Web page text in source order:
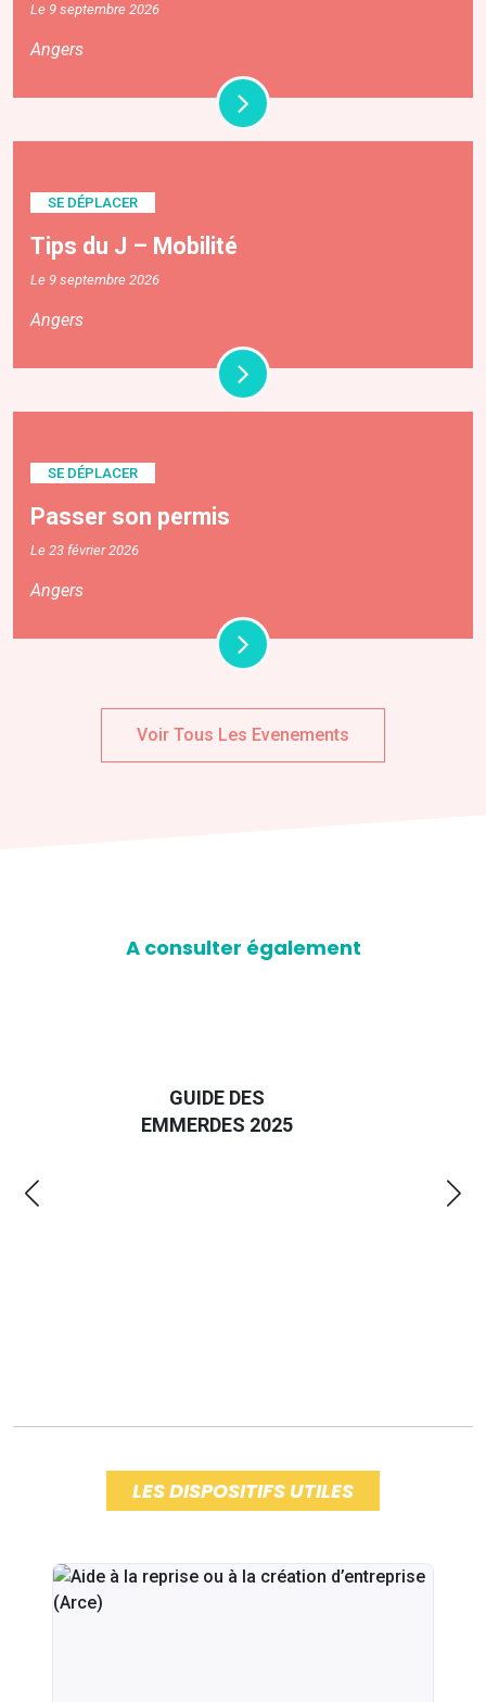
Le 9 septembre 2026
Angers
SE DÉPLACER
Tips du J – Mobilité
Le 9 septembre 2026
Angers
SE DÉPLACER
Passer son permis
Le 23 février 2026
Angers
Voir Tous Les Evenements
A consulter également
GUIDE DES
EMMERDES 2025
LES DISPOSITIFS UTILES